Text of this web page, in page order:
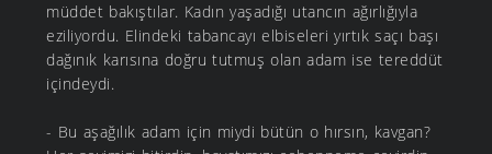
müddet bakıştılar. Kadın yaşadığı utancın ağırlığıyla
eziliyordu. Elindeki tabancayı elbiseleri yırtık saçı başı
dağınık karısına doğru tutmuş olan adam ise tereddüt
içindeydi.
- Bu aşağılık adam için miydi bütün o hırsın, kavgan?